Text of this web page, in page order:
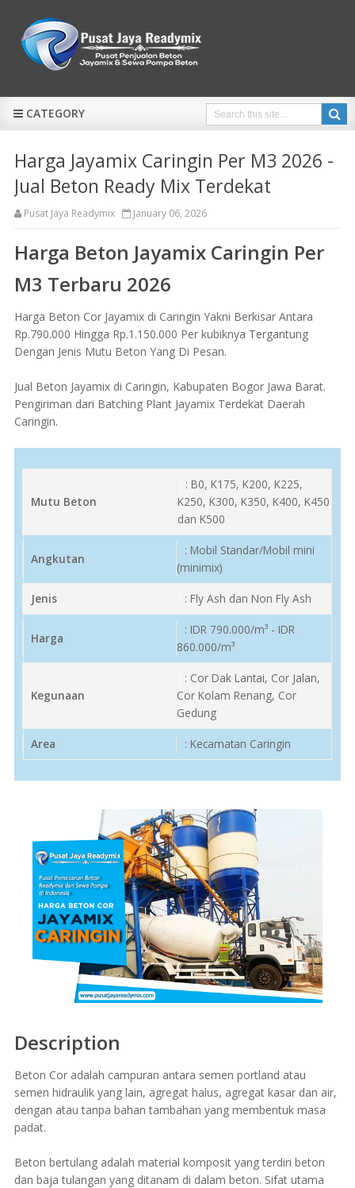
CATEGORY
Harga Jayamix Caringin Per M3 2026 -
Jual Beton Ready Mix Terdekat
Pusat Jaya Readymix January 06, 2026
Harga Beton Jayamix Caringin Per
M3 Terbaru 2026
Harga Beton Cor Jayamix di Caringin Yakni Berkisar Antara
Rp.790.000 Hingga Rp.1.150.000 Per kubiknya Tergantung
Dengan Jenis Mutu Beton Yang Di Pesan.
Jual Beton Jayamix di Caringin, Kabupaten Bogor Jawa Barat.
Pengiriman dari Batching Plant Jayamix Terdekat Daerah
Caringin.
Mutu Beton
: B0, K175, K200, K225,
K250, K300, K350, K400, K450
dan K500
Angkutan
: Mobil Standar/Mobil mini
(minimix)
Jenis : Fly Ash dan Non Fly Ash
Harga
: IDR 790.000/m³ - IDR
860.000/m³
Kegunaan
: Cor Dak Lantai, Cor Jalan,
Cor Kolam Renang, Cor
Gedung
Area : Kecamatan Caringin
Description
Beton Cor adalah campuran antara semen portland atau
semen hidraulik yang lain, agregat halus, agregat kasar dan air,
dengan atau tanpa bahan tambahan yang membentuk masa
padat.
Beton bertulang adalah material komposit yang terdiri beton
dan baja tulangan yang ditanam di dalam beton. Sifat utama